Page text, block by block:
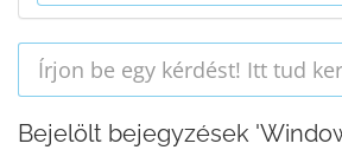
Bejelölt bejegyzések